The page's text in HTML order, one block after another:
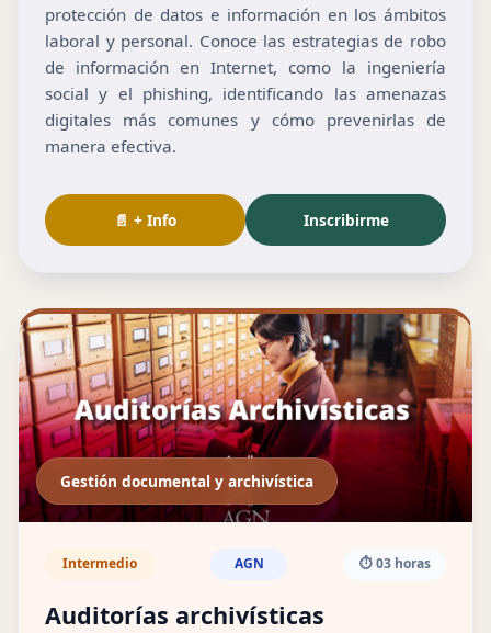
protección de datos e información en los ámbitos
laboral y personal. Conoce las estrategias de robo
de información en Internet, como la ingeniería
social y el phishing, identificando las amenazas
digitales más comunes y cómo prevenirlas de
manera efectiva.
📄 + Info Inscribirme
Gestión documental y archivística
Intermedio AGN ⏱️ 03 horas
Auditorías archivísticas